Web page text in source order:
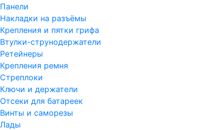
Панели
Накладки на разъёмы
Крепления и пятки грифа
Втулки-струнодержатели
Ретейнеры
Крепления ремня
Стреплоки
Ключи и держатели
Отсеки для батареек
Винты и саморезы
Лады